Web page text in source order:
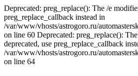
Deprecated: preg_replace(): The /e
preg_replace_callback instead in
/var/www/vhosts/astrogoro.ru/
on line 60 Deprecated: preg_replace():
deprecated, use preg_replace_callback
/var/www/vhosts/astrogoro.ru/
on line 64